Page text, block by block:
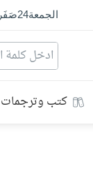
الجمعة24
كتب وترجمات